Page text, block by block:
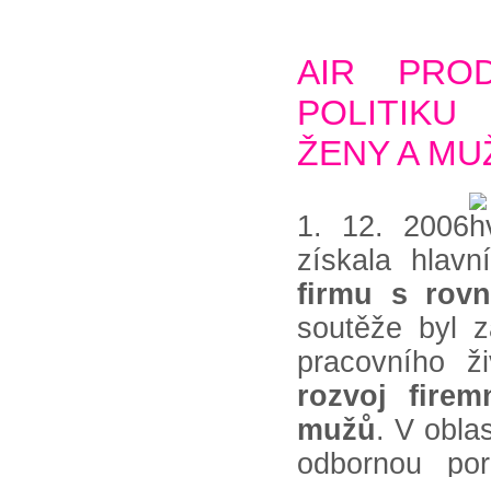
AIR
ŽENY A
1. 12. 2006
získala
firmu s
soutěže byl
pracovního
rozvoj
mužů. V
odbornou